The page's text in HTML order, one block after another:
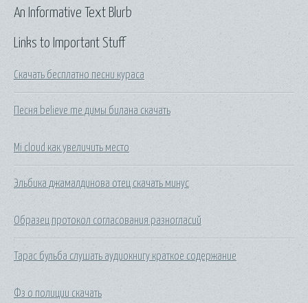
Links to Important Stuff
Скачать бесплатно песни кураса
Песня believe me димы билана скачать
Mi cloud как увеличить место
Эльбика джамалдинова отец скачать минус
Образец протокол согласования разногласий
Тарас бульба слушать аудиокнигу краткое содержание
Фз о полиции скачать
An Informative Text Blurb